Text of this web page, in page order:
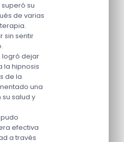
su
de varias
sin sentir
logró dejar
la hipnosis
de la
una
salud y
efectiva
a través